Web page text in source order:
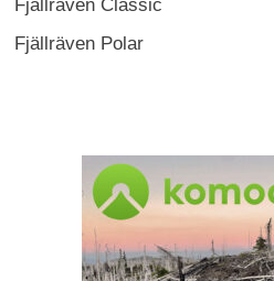
Fjällräven Classic
Fjällräven Polar